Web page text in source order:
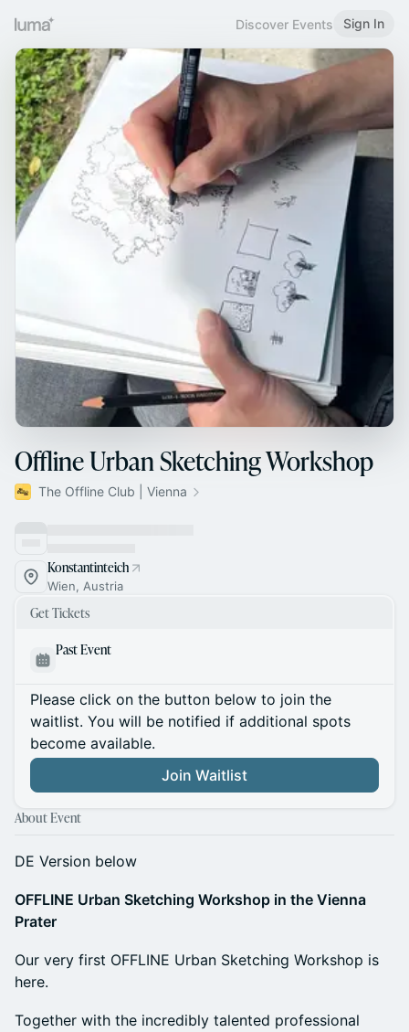
Discover Events Sign In
Offline Urban Sketching Workshop
The Offline Club | Vienna
Konstantinteich
Wien, Austria
Get Tickets
Past Event
Please click on the button below to join the
waitlist. You will be notified if additional spots
become available.
Join Waitlist
About Event
DE Version below
OFFLINE Urban Sketching Workshop in the Vienna
Prater
Our very first OFFLINE Urban Sketching Workshop is
here.
Together with the incredibly talented professional